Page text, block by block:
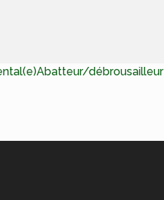
Abatteur/débrousailleur